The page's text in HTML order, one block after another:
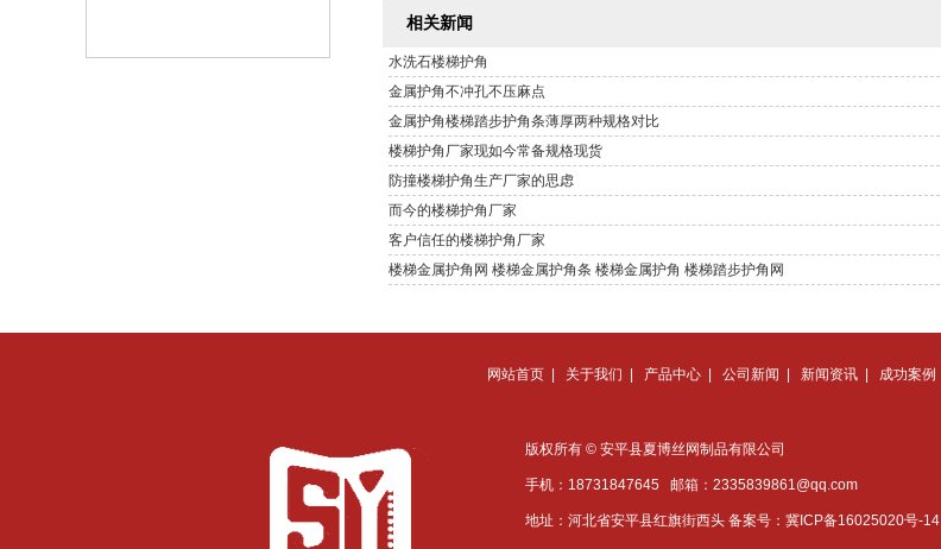
相关新闻
水洗石楼梯护角
金属护角不冲孔不压麻点
金属护角楼梯踏步护角条薄厚两种规格对比
楼梯护角厂家现如今常备规格现货
防撞楼梯护角生产厂家的思虑
而今的楼梯护角厂家
客户信任的楼梯护角厂家
楼梯金属护角网 楼梯金属护角条 楼梯金属护角 楼梯踏步护角网
网站首页| 关于我们 产品中心| 公司新闻 新闻资讯| 成功案例
版权所有 © 安平县夏博丝网制品有限公司
手机：18731847645 邮箱： 2335839861@qq.com
地址：河北省安平县红旗街西头 备案号： 冀ICP备16025020号-14